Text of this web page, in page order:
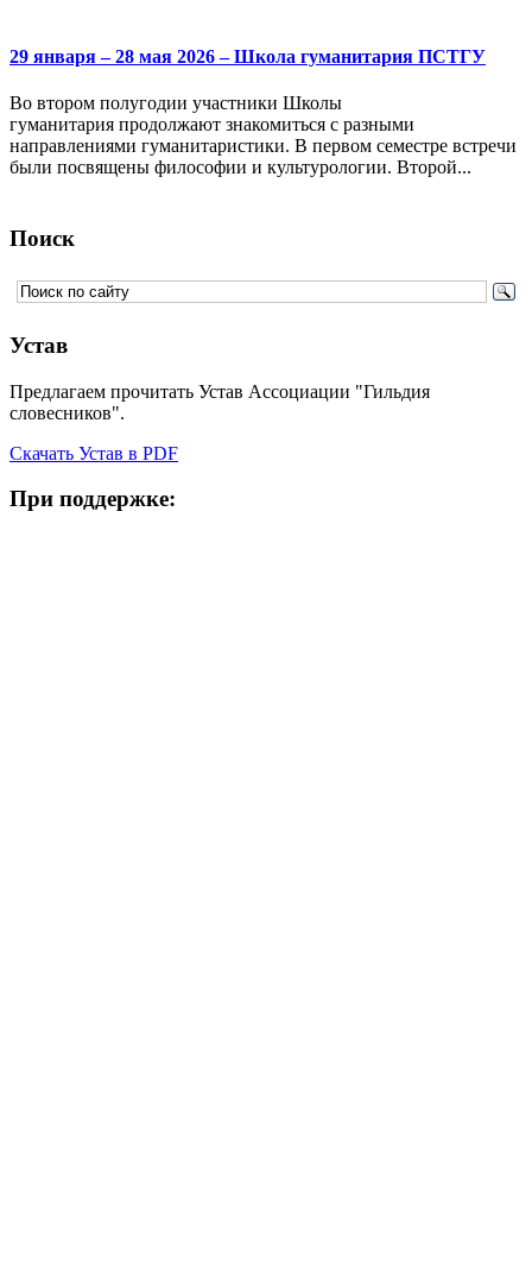
29 января – 28 мая 2026 – Школа гуманитария ПСТГУ
Во втором полугодии участники Школы
гуманитария продолжают знакомиться с разными
направлениями гуманитаристики. В первом семестре встречи
были посвящены философии и культурологии. Второй...
Поиск
Устав
Предлагаем прочитать Устав Ассоциации "Гильдия
словесников".
Скачать Устав в PDF
При поддержке: